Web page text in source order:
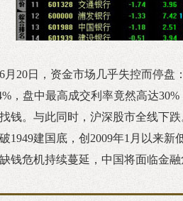
6月20日，资金市场几乎失控而停盘
，盘中最高成交利率竟然高达
钱。与此同时，沪深股市全线下
1949建国底，创2009年1月以来新
钱危机持续蔓延，中国将面临金融